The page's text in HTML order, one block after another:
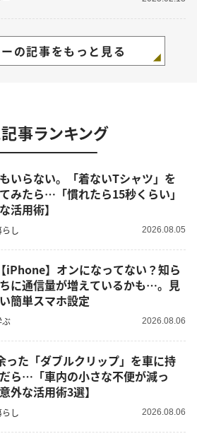
の記事をもっと見る
事ランキング
いらない。「着ないTシャツ」を
みたら…「慣れたら15秒くらい」
活用術】
し 2026.08.05
に通信量が増えているかも…。見
簡単スマホ設定
ぶ 2026.08.06
ら…「車内の小さな不便が減っ
外な活用術3選】
し 2026.08.06